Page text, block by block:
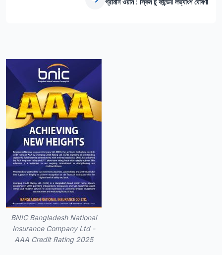
BNIC Bangladesh National
Insurance Company Ltd -
AAA Credit Rating 2025